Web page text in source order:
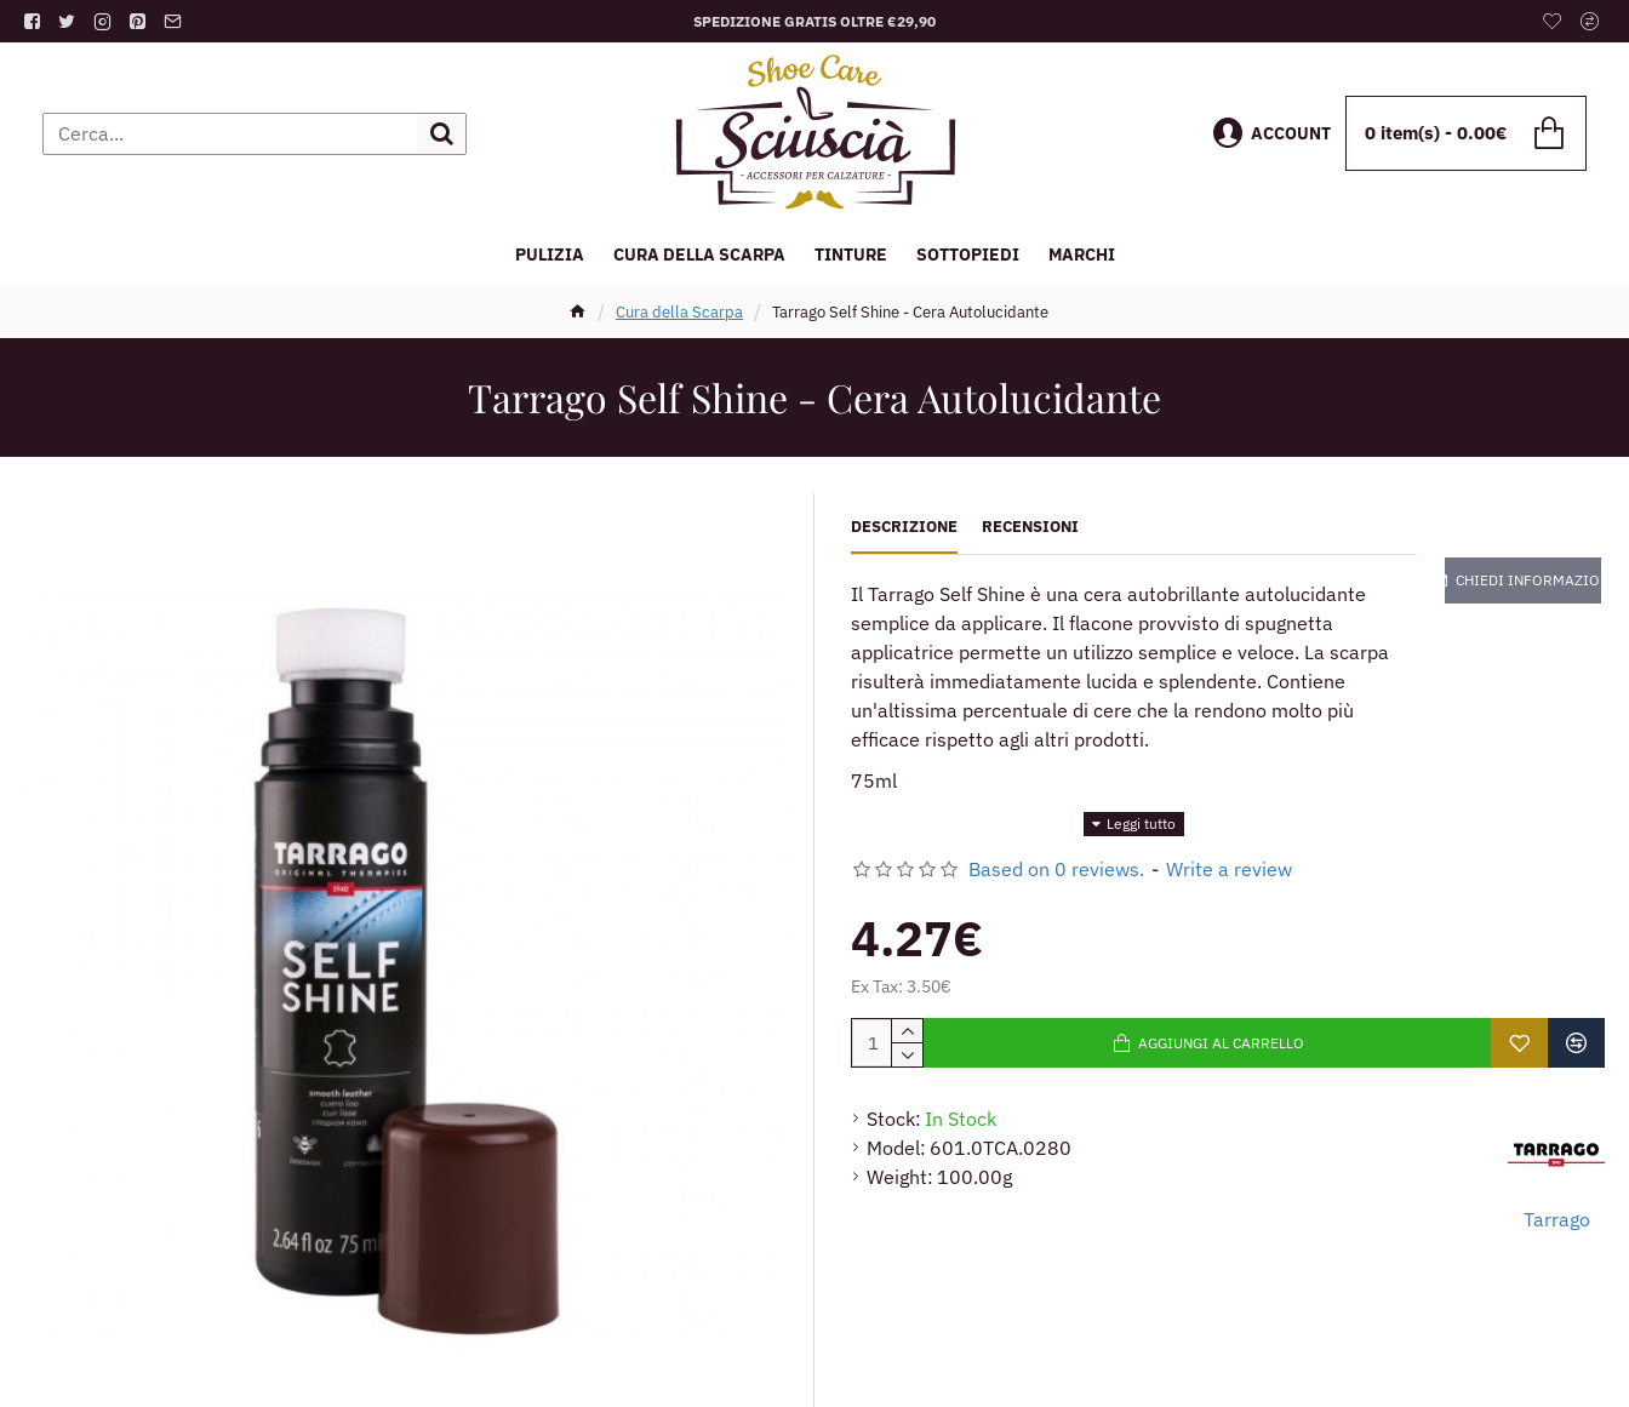
SPEDIZIONE GRATIS OLTRE €29,90
ACCOUNT 0 item(s) - 0.00€
PULIZIA CURA DELLA SCARPA TINTURE SOTTOPIEDI MARCHI
Cura della Scarpa Tarrago Self Shine - Cera Autolucidante
Tarrago Self Shine - Cera Autolucidante
DESCRIZIONE RECENSIONI
Il Tarrago Self Shine è una cera autobrillante autolucidante
semplice da applicare. Il flacone provvisto di spugnetta
applicatrice permette un utilizzo semplice e veloce. La scarpa
risulterà immediatamente lucida e splendente. Contiene
un'altissima percentuale di cere che la rendono molto più
efficace rispetto agli altri prodotti.
75ml
CHIEDI INFORMAZIONI
Stock: In Stock
Model: 601.0TCA.0280
Weight: 100.00g
Tarrago
Based on 0 reviews. - Write a review
4.27€
Ex Tax: 3.50€
AGGIUNGI AL CARRELLO